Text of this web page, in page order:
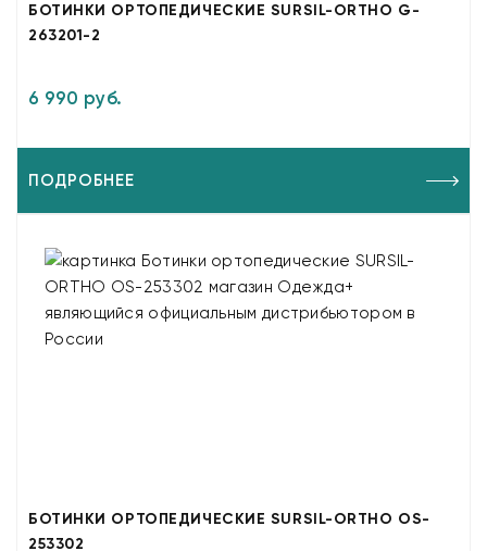
БОТИНКИ ОРТОПЕДИЧЕСКИЕ SURSIL-ORTHO G-
263201-2
6 990 руб.
ПОДРОБНЕЕ
БОТИНКИ ОРТОПЕДИЧЕСКИЕ SURSIL-ORTHO OS-
253302